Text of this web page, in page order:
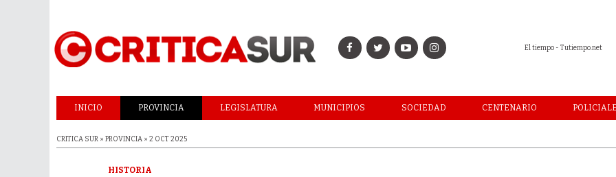
El tiempo - Tutiempo.net
INICIO PROVINCIA LEGISLATURA MUNICIPIOS SOCIEDAD CENTENARIO
CRITICA SUR » PROVINCIA » 2 OCT 2025
HISTORIA